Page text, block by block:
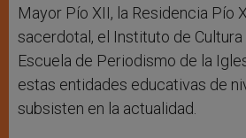
Mayor Pío XII, la Residencia Pío
sacerdotal, el Instituto de Cultura
Escuela de Periodismo de la
estas entidades educativas de
subsisten en la actualidad.